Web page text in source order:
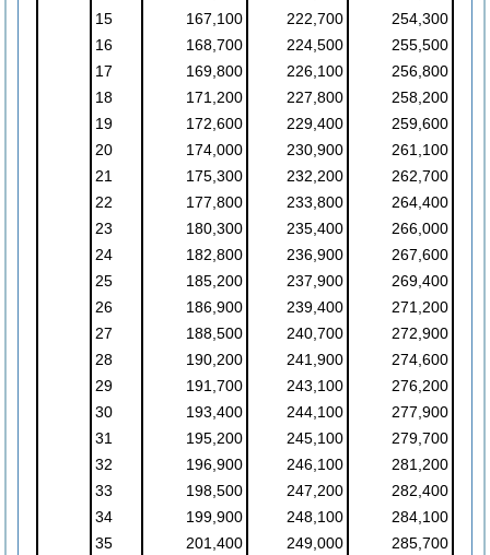
15
167,100 222,700
254,300
16
168,700 224,500
255,500
17
169,800 226,100
256,800
18
171,200 227,800
258,200
19
172,600 229,400
259,600
20
174,000 230,900
261,100
21
175,300 232,200
262,700
22
177,800 233,800
264,400
23
180,300 235,400
266,000
24
182,800 236,900
267,600
25
185,200 237,900
269,400
26
186,900 239,400
271,200
27
188,500 240,700
272,900
28
190,200 241,900
274,600
29
191,700 243,100
276,200
30
193,400 244,100
277,900
31
195,200 245,100
279,700
32
196,900 246,100
281,200
33
198,500 247,200
282,400
34
199,900 248,100
284,100
35
201,400 249,000
285,700